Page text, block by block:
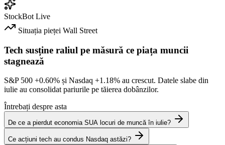
StockBot Live
Situația pieței Wall Street
Tech susține raliul pe măsură ce piața muncii
stagnează
S&P 500 +0.60% și Nasdaq +1.18% au crescut. Datele slabe din
iulie au consolidat pariurile pe tăierea dobânzilor.
Întrebați despre asta
De ce a pierdut economia SUA locuri de muncă în iulie?
Ce acțiuni tech au condus Nasdaq astăzi?